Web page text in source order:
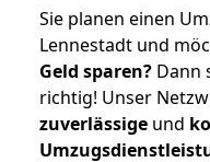
Sie planen einen
Lennestadt und
Geld sparen? Dann
richtig! Unser
zuverlässige und